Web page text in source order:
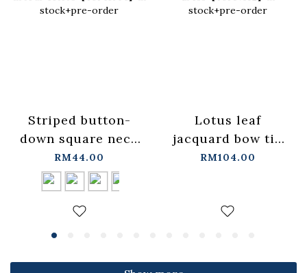
Striped button-
down square neck
bra top, available
in four
colors【01041964】
in stock+pre-order
RM44.00
Lotus leaf
jacquard bow tie
spaghetti strap
in stock+pre-order
RM104.00